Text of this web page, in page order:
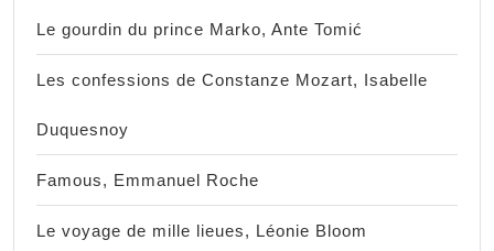
Le gourdin du prince Marko, Ante Tomić
Les confessions de Constanze Mozart, Isabelle
Duquesnoy
Famous, Emmanuel Roche
Le voyage de mille lieues, Léonie Bloom